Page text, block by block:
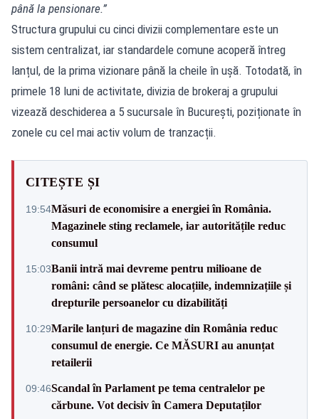
până la pensionare.”
Structura grupului cu cinci divizii complementare este un
sistem centralizat, iar standardele comune acoperă întreg
lanțul, de la prima vizionare până la cheile în ușă. Totodată, în
primele 18 luni de activitate, divizia de brokeraj a grupului
vizează deschiderea a 5 sucursale în București, poziționate în
zonele cu cel mai activ volum de tranzacții.
CITEȘTE ȘI
19:54Măsuri de economisire a energiei în România.
Magazinele sting reclamele, iar autoritățile reduc
consumul
15:03Banii intră mai devreme pentru milioane de
români: când se plătesc alocațiile, indemnizațiile și
drepturile persoanelor cu dizabilități
10:29Marile lanțuri de magazine din România reduc
consumul de energie. Ce MĂSURI au anunțat
retailerii
09:46Scandal în Parlament pe tema centralelor pe
cărbune. Vot decisiv în Camera Deputaților